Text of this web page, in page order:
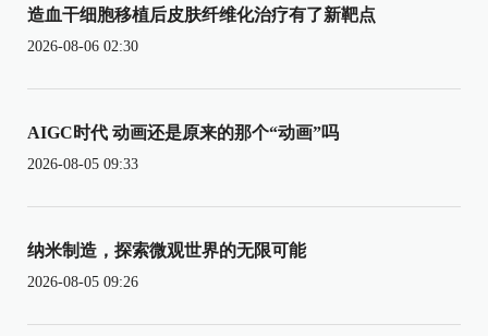
造血干细胞移植后皮肤纤维化治疗有了新靶点
2026-08-06 02:30
AIGC时代 动画还是原来的那个“动画”吗
2026-08-05 09:33
纳米制造，探索微观世界的无限可能
2026-08-05 09:26